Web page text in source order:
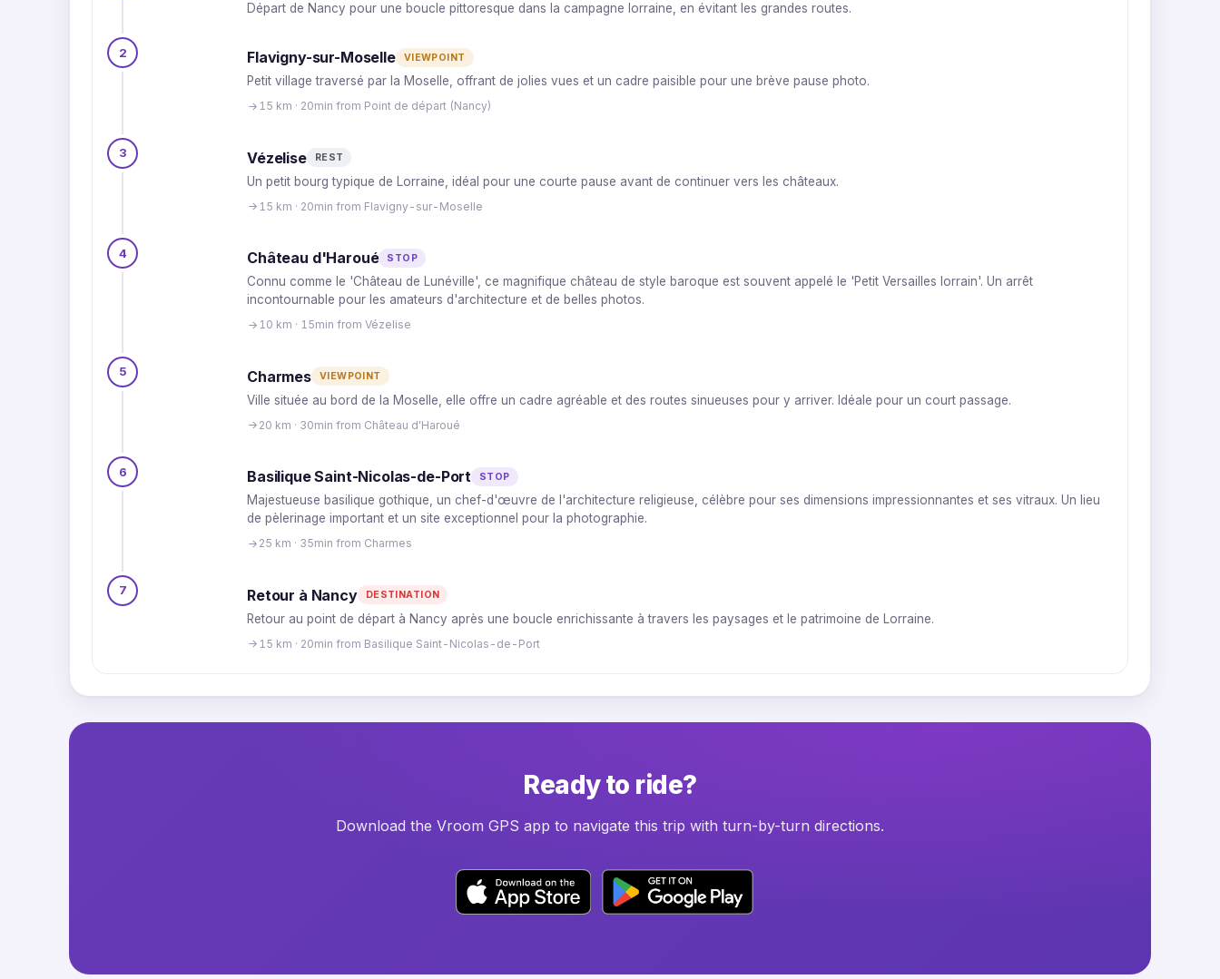
Départ de Nancy pour une boucle pittoresque dans la campagne lorraine, en évitant les grandes routes.
2 Flavigny-sur-Moselle VIEWPOINT
Petit village traversé par la Moselle, offrant de jolies vues et un cadre paisible pour une brève pause photo.
15 km · 20min from Point de départ (Nancy)
3 Vézelise REST
Un petit bourg typique de Lorraine, idéal pour une courte pause avant de continuer vers les châteaux.
15 km · 20min from Flavigny-sur-Moselle
4 Château d'Haroué STOP
Connu comme le 'Château de Lunéville', ce magnifique château de style baroque est souvent appelé le 'Petit Versailles lorrain'. Un arrêt
incontournable pour les amateurs d'architecture et de belles photos.
10 km · 15min from Vézelise
5 Charmes VIEWPOINT
Ville située au bord de la Moselle, elle offre un cadre agréable et des routes sinueuses pour y arriver. Idéale pour un court passage.
20 km · 30min from Château d'Haroué
6 Basilique Saint-Nicolas-de-Port STOP
Majestueuse basilique gothique, un chef-d'œuvre de l'architecture religieuse, célèbre pour ses dimensions impressionnantes et ses vitraux. Un lieu
de pèlerinage important et un site exceptionnel pour la photographie.
25 km · 35min from Charmes
7 Retour à Nancy DESTINATION
Retour au point de départ à Nancy après une boucle enrichissante à travers les paysages et le patrimoine de Lorraine.
15 km · 20min from Basilique Saint-Nicolas-de-Port
Ready to ride?
Download the Vroom GPS app to navigate this trip with turn-by-turn directions.